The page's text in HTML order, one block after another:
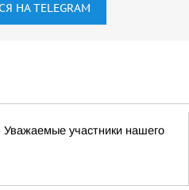
НА TELEGRAM
участники нашего